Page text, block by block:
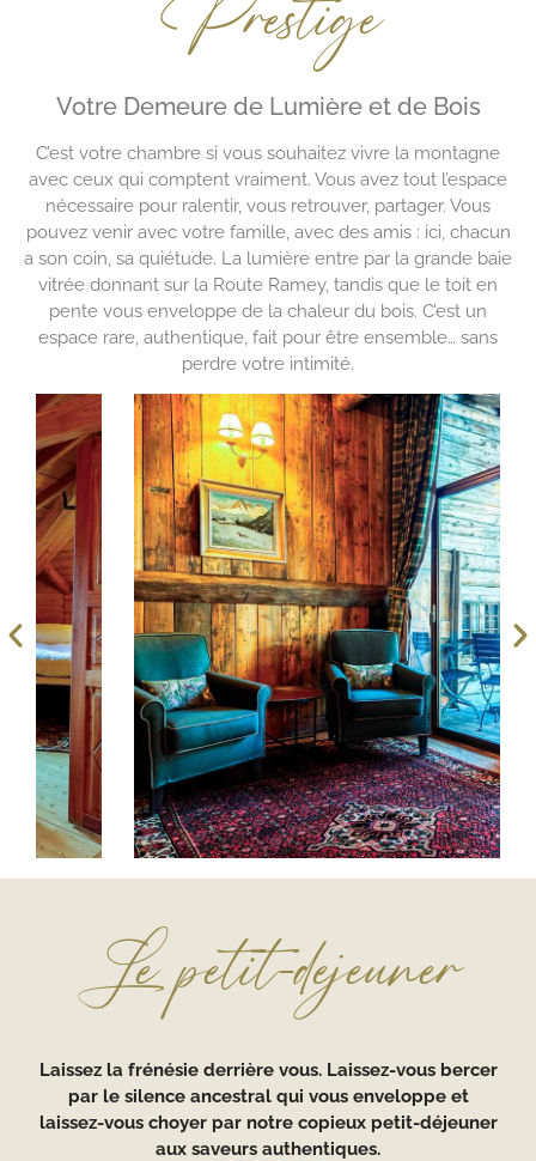
Votre Demeure de Lumière et de Bois
C’est votre chambre si vous souhaitez vivre la montagne
avec ceux qui comptent vraiment. Vous avez tout l’espace
nécessaire pour ralentir, vous retrouver, partager. Vous
pouvez venir avec votre famille, avec des amis : ici, chacun
a son coin, sa quiétude. La lumière entre par la grande baie
vitrée donnant sur la Route Ramey, tandis que le toit en
pente vous enveloppe de la chaleur du bois. C’est un
espace rare, authentique, fait pour être ensemble… sans
perdre votre intimité.
Le petit-dejeuner
Laissez la frénésie derrière vous. Laissez-vous bercer
par le silence ancestral qui vous enveloppe et
laissez-vous choyer par notre copieux petit-déjeuner
aux saveurs authentiques.